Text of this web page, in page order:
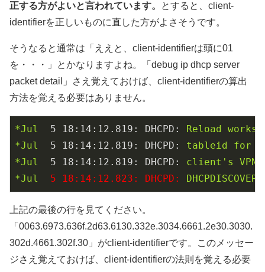
正する方がよいと言われています。
とすると、client-
identifierを正しいものに直した方がよさそうです。
そうなると通常は「ええと、client-identifierは頭に01
を・・・」とかなりますよね。「debug ip dhcp server
packet detail」さえ覚えておけば、client-identifierの算出
方法を覚える必要はありません。
*Jul 5 18:14:12.819: DHCPD: Reload
*Jul
5 18:14:12.819: DHCPD: tableid for
*Jul
5 18:14:12.819: DHCPD: client's VPN
*Jul
5 18:14:12.823: DHCPD: DHCPDISCOVER
上記の最後の行を見てください。
「0063.6973.636f.2d63.6130.332e.3034.6661.2e30.3030.
302d.4661.302f.30」がclient-identifierです。このメッセー
ジさえ覚えておけば、client-identifierの法則を覚える必要